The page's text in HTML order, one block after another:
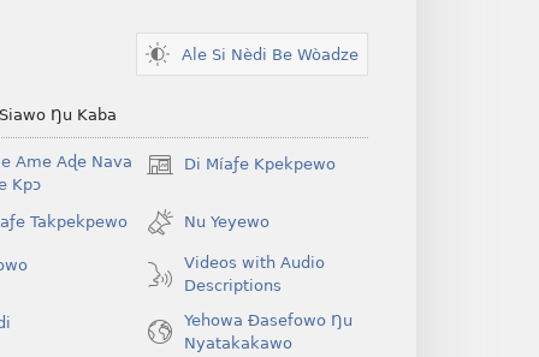
Ale Si Nèdi Be Wòadze
Ŋu Kaba
Ame Aɖe Nava
Kpɔ
Di Míaƒe Kpekpewo
(opens
window)
Takpekpewo Nu Yeyewo
Videos with Audio
Descriptions
Yehowa Ðasefowo Ŋu
Nyatakakawo